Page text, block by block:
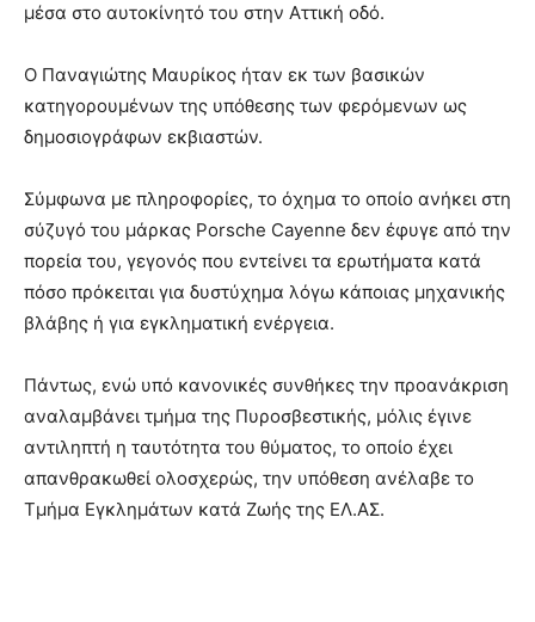
μέσα στο αυτοκίνητό του στην Αττική οδό.
Ο Παναγιώτης Μαυρίκος ήταν εκ των βασικών
κατηγορουμένων της υπόθεσης των φερόμενων ως
δημοσιογράφων εκβιαστών.
Σύμφωνα με πληροφορίες, το όχημα το οποίο ανήκει στη
σύζυγό του μάρκας Porsche Cayenne δεν έφυγε από την
πορεία του, γεγονός που εντείνει τα ερωτήματα κατά
πόσο πρόκειται για δυστύχημα λόγω κάποιας μηχανικής
βλάβης ή για εγκληματική ενέργεια.
Πάντως, ενώ υπό κανονικές συνθήκες την προανάκριση
αναλαμβάνει τμήμα της Πυροσβεστικής, μόλις έγινε
αντιληπτή η ταυτότητα του θύματος, το οποίο έχει
απανθρακωθεί ολοσχερώς, την υπόθεση ανέλαβε το
Τμήμα Εγκλημάτων κατά Ζωής της ΕΛ.ΑΣ.